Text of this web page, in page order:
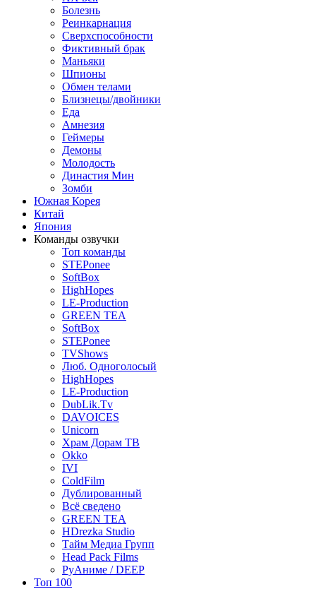
Болезнь
Реинкарнация
Сверхспособности
Фиктивный брак
Маньяки
Шпионы
Обмен телами
Близнецы/двойники
Еда
Амнезия
Геймеры
Демоны
Молодость
Династия Мин
Зомби
Южная Корея
Китай
Япония
Команды озвучки
Топ команды
STEPonee
SoftBox
HighHopes
LE-Production
GREEN TEA
SoftBox
STEPonee
TVShows
Люб. Одноголосый
HighHopes
LE-Production
DubLik.Tv
DAVOICES
Unicorn
Храм Дорам ТВ
Okko
IVI
ColdFilm
Дублированный
Всё сведено
GREEN TEA
HDrezka Studio
Тайм Медиа Групп
Head Pack Films
РуАниме / DEEP
Топ 100